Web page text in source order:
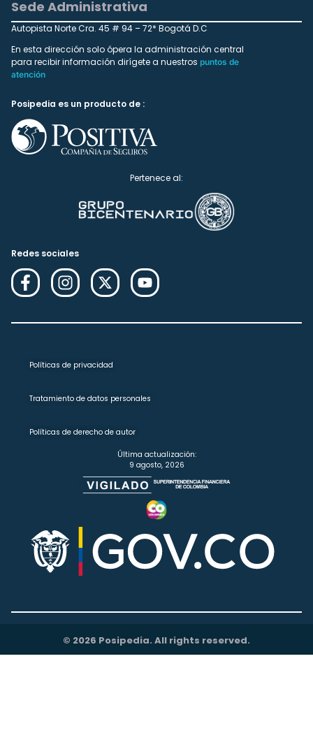
Sede Administrativa
Autopista Norte Cra. 45 # 94 – 72* Bogotá D.C
En esta dirección solo ópera la administración central
para recibir información dirígete a nuestros puntos de
atención
Posipedia es un producto de :
Pertenece al:
Redes sociales
Políticas de privacidad
Tratamiento de datos personales
Políticas de derecho de autor
Última actualización:
9 agosto, 2026
© 2026 Posipedia. All rights reserved.